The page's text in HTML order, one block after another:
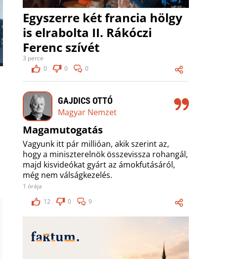
Egyszerre két francia hölgy
is elrabolta II. Rákóczi
Ferenc szívét
3 perce
0
0 0
GAJDICS OTTÓ
Magyar Nemzet
Magamutogatás
Vagyunk itt pár millióan, akik szerint az,
hogy a miniszterelnök összevissza rohangál,
majd kisvideókat gyárt az ámokfutásáról,
még nem válságkezelés.
1 órája
12
0 9